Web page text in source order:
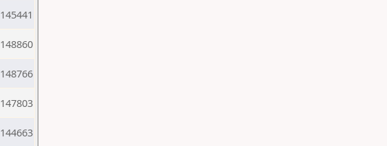
145441
148860
148766
147803
144663